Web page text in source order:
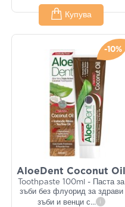
Купува
-10%
AloeDent Coconut Oil
Toothpaste 100ml - Паста за
зъби без флуорид за здрави
зъби и венци с... i